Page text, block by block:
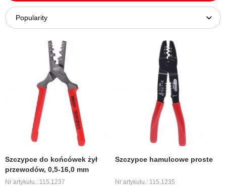
Szczypce do końcówek żył
przewodów, 0,5-16,0 mm
Nr artykułu.: 115.1237
Szczypce hamulcowe proste
Nr artykułu.: 115.1235